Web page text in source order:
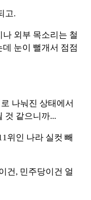
고.
외부 목소리는 철
눈이 뻘개서 점점
나눠진 상태에서
것 같으니까...
위인 나라 실컷 빼
건, 민주당이건 얼